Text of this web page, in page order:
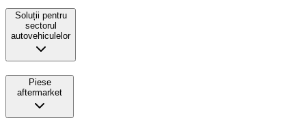
Soluții pentru
sectorul
autovehiculelor
Piese
aftermarket